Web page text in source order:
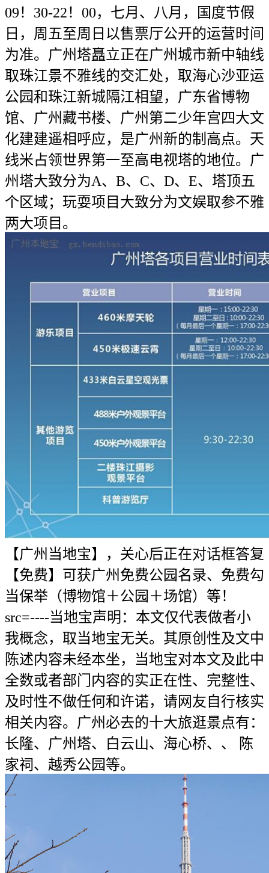
09！30-22！00，七月、八月，国度节假
日，周五至周日以售票厅公开的运营时间
为准。广州塔矗立正在广州城市新中轴线
取珠江景不雅线的交汇处，取海心沙亚运
公园和珠江新城隔江相望，广东省博物
馆、广州藏书楼、广州第二少年宫四大文
化建建遥相呼应，是广州新的制高点。天
线米占领世界第一至高电视塔的地位。广
州塔大致分为A、B、C、D、E、塔顶五
个区域；玩耍项目大致分为文娱取参不雅
两大项目。
【广州当地宝】，关心后正在对话框答复
【免费】可获广州免费公园名录、免费勾
当保举（博物馆＋公园＋场馆）等！
src=----当地宝声明：本文仅代表做者小
我概念，取当地宝无关。其原创性及文中
陈述内容未经本坐，当地宝对本文及此中
全数或者部门内容的实正在性、完整性、
及时性不做任何和许诺，请网友自行核实
相关内容。广州必去的十大旅逛景点有：
长隆、广州塔、白云山、海心桥、、 陈
家祠、越秀公园等。